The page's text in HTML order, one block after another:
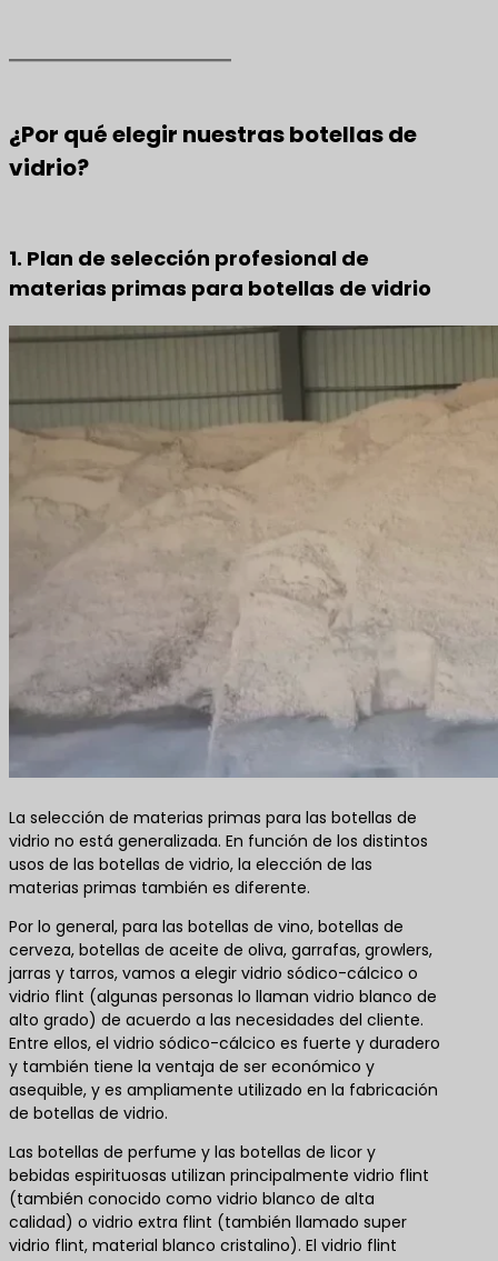
¿Por qué elegir nuestras botellas de
vidrio?
1. Plan de selección profesional de
materias primas para botellas de vidrio
La selección de materias primas para las botellas de
vidrio no está generalizada. En función de los distintos
usos de las botellas de vidrio, la elección de las
materias primas también es diferente.
Por lo general, para las botellas de vino, botellas de
cerveza, botellas de aceite de oliva, garrafas, growlers,
jarras y tarros, vamos a elegir vidrio sódico-cálcico o
vidrio flint (algunas personas lo llaman vidrio blanco de
alto grado) de acuerdo a las necesidades del cliente.
Entre ellos, el vidrio sódico-cálcico es fuerte y duradero
y también tiene la ventaja de ser económico y
asequible, y es ampliamente utilizado en la fabricación
de botellas de vidrio.
Las botellas de perfume y las botellas de licor y
bebidas espirituosas utilizan principalmente vidrio flint
(también conocido como vidrio blanco de alta
calidad) o vidrio extra flint (también llamado super
vidrio flint, material blanco cristalino). El vidrio flint